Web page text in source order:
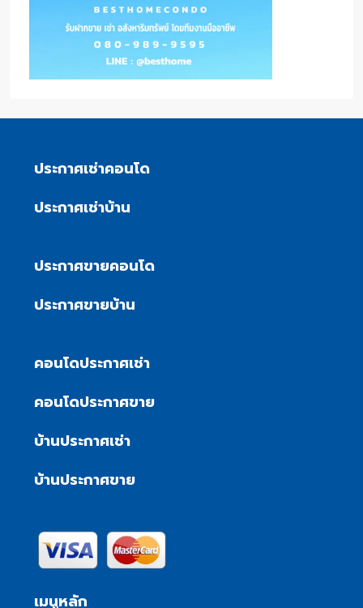
ประกาศเช่าคอนโด
ประกาศเช่าบ้าน
ประกาศขายคอนโด
ประกาศขายบ้าน
คอนโดประกาศเช่า
คอนโดประกาศขาย
บ้านประกาศเช่า
บ้านประกาศขาย
เมนูหลัก